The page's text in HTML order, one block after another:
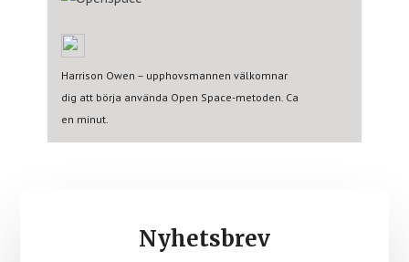
Harrison Owen – upphovsmannen välkomnar
dig att börja använda Open Space-metoden. Ca
en minut.
Nyhetsbrev